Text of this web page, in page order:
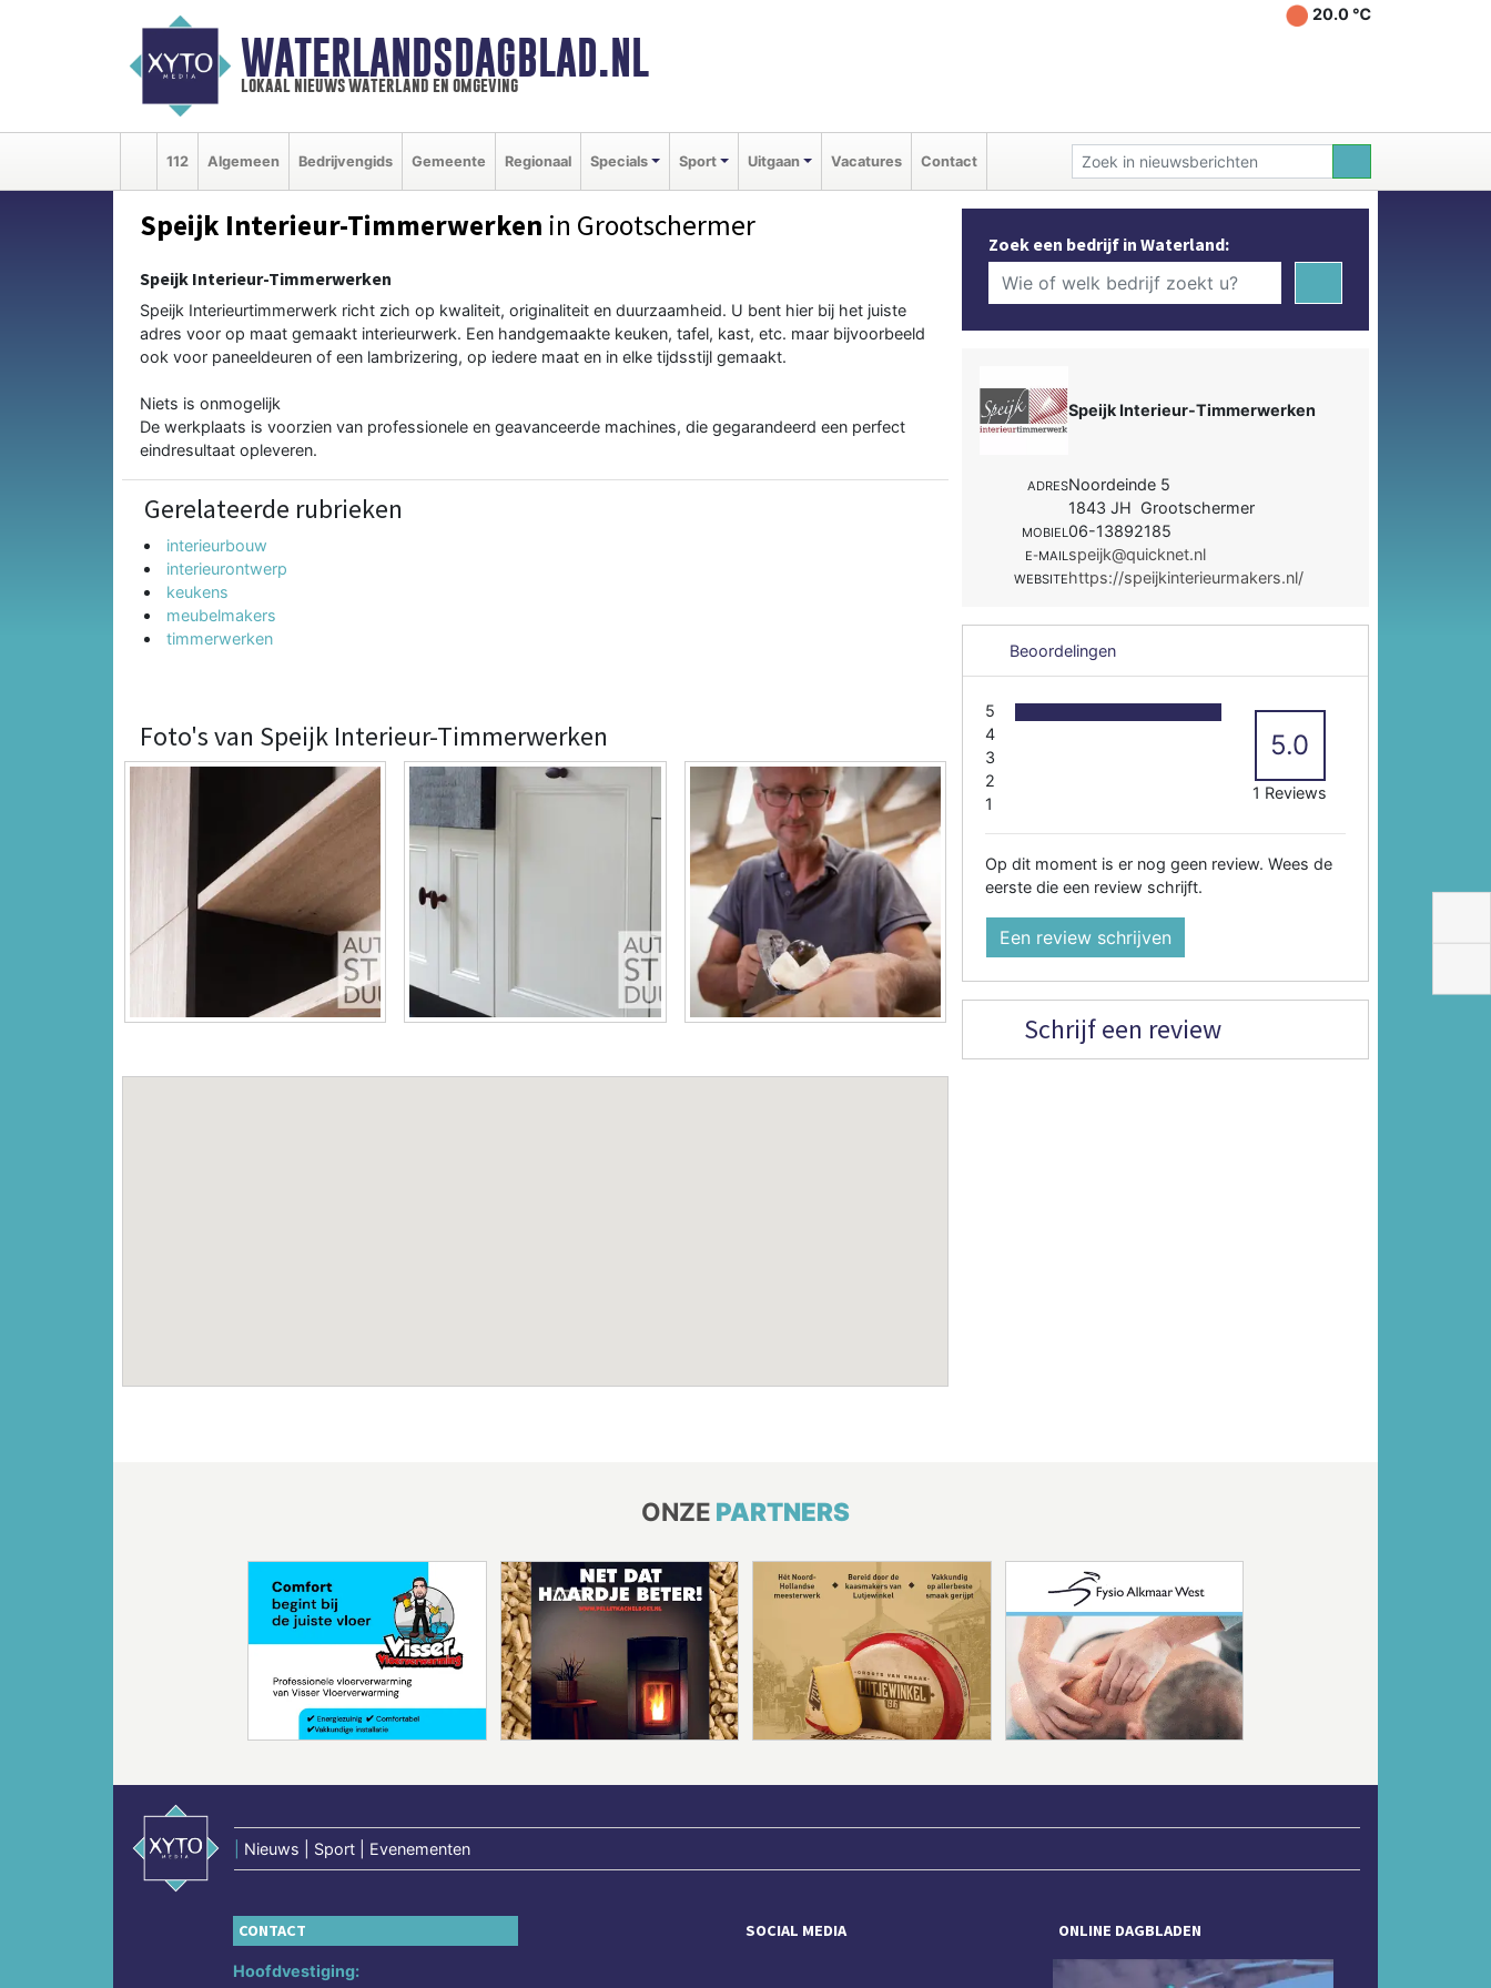
WATERLANDSDAGBLAD.NL
lokaal nieuws waterland en omgeving
20.0 ℃
112 Algemeen Bedrijvengids Gemeente Regionaal Specials Sport Uitgaan Vacatures Contact
Speijk Interieur-Timmerwerken in Grootschermer
Speijk Interieur-Timmerwerken
Speijk Interieurtimmerwerk richt zich op kwaliteit, originaliteit en duurzaamheid. U bent hier bij het juiste
adres voor op maat gemaakt interieurwerk. Een handgemaakte keuken, tafel, kast, etc. maar bijvoorbeeld
ook voor paneeldeuren of een lambrizering, op iedere maat en in elke tijdsstijl gemaakt.
Niets is onmogelijk
De werkplaats is voorzien van professionele en geavanceerde machines, die gegarandeerd een perfect
eindresultaat opleveren.
Gerelateerde rubrieken
interieurbouw
interieurontwerp
keukens
meubelmakers
timmerwerken
Foto's van Speijk Interieur-Timmerwerken
Zoek een bedrijf in Waterland:
Speijk Interieur-Timmerwerken
ADRESNoordeinde 5
1843 JH Grootschermer
MOBIEL06-13892185
E-MAILspeijk@quicknet.nl
WEBSITEhttps://speijkinterieurmakers.nl/
Beoordelingen
5
4
3
2
1
5.0
1 Reviews
Op dit moment is er nog geen review. Wees de
eerste die een review schrijft.
Een review schrijven
Schrijf een review
ONZE PARTNERS
Nieuws | Sport | Evenementen
CONTACT
Hoofdvestiging:
SOCIAL MEDIA ONLINE DAGBLADEN